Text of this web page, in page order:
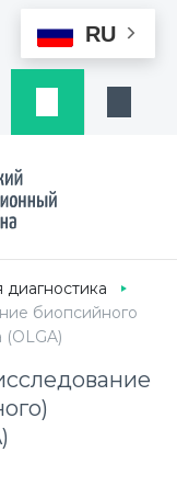
RU
или врача
звонка
биопсийного